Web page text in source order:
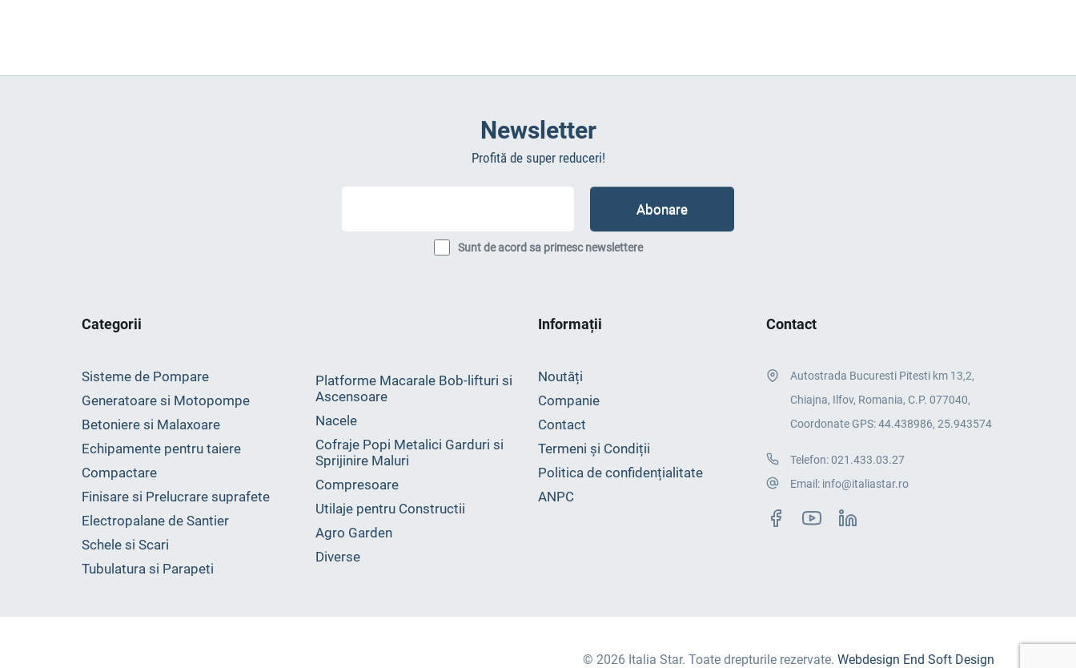
Newsletter
Profită de super reduceri!
Sunt de acord sa primesc newslettere
Categorii
Sisteme de Pompare
Generatoare si Motopompe
Betoniere si Malaxoare
Echipamente pentru taiere
Compactare
Finisare si Prelucrare suprafete
Electropalane de Santier
Schele si Scari
Tubulatura si Parapeti
Platforme Macarale Bob-lifturi si
Ascensoare
Nacele
Cofraje Popi Metalici Garduri si
Sprijinire Maluri
Compresoare
Utilaje pentru Constructii
Agro Garden
Diverse
Informații
Noutăți
Companie
Contact
Termeni și Condiții
Politica de confidențialitate
ANPC
Contact
Autostrada Bucuresti Pitesti km 13,2,
Chiajna, Ilfov, Romania, C.P. 077040,
Coordonate GPS: 44.438986, 25.943574
Telefon:021.433.03.27
Email: info@italiastar.ro
© 2026 Italia Star. Toate drepturile rezervate. Webdesign End Soft Design